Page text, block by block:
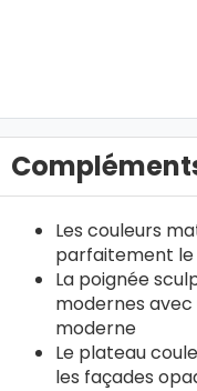
Les couleurs
parfaitement le
La poignée
modernes
moderne
Le plateau
les façades